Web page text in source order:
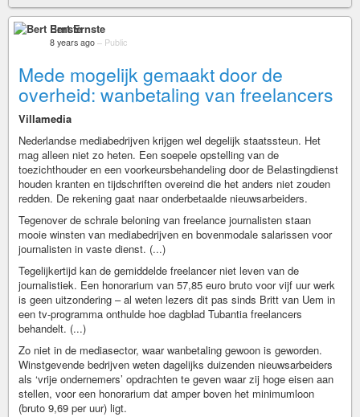
Bert Ernste
8 years ago – Public
Mede mogelijk gemaakt door de
overheid: wanbetaling van freelancers
Villamedia
Nederlandse mediabedrijven krijgen wel degelijk staatssteun. Het
mag alleen niet zo heten. Een soepele opstelling van de
toezichthouder en een voorkeursbehandeling door de Belastingdienst
houden kranten en tijdschriften overeind die het anders niet zouden
redden. De rekening gaat naar onderbetaalde nieuwsarbeiders.
Tegenover de schrale beloning van freelance journalisten staan
mooie winsten van mediabedrijven en bovenmodale salarissen voor
journalisten in vaste dienst. (...)
Tegelijkertijd kan de gemiddelde freelancer niet leven van de
journalistiek. Een honorarium van 57,85 euro bruto voor vijf uur werk
is geen uitzondering – al weten lezers dit pas sinds Britt van Uem in
een tv-programma onthulde hoe dagblad Tubantia freelancers
behandelt. (...)
Zo niet in de mediasector, waar wanbetaling gewoon is geworden.
Winstgevende bedrijven weten dagelijks duizenden nieuwsarbeiders
als ‘vrije ondernemers’ opdrachten te geven waar zij hoge eisen aan
stellen, voor een honorarium dat amper boven het minimumloon
(bruto 9,69 per uur) ligt.